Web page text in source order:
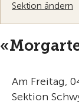
Sektion ändern
Am Freitag,
Sektion